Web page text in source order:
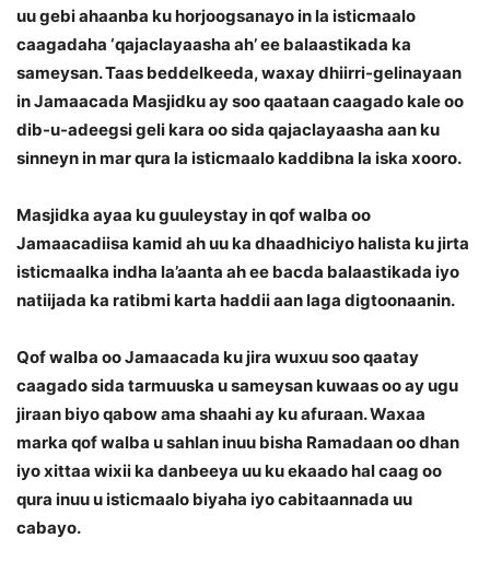
uu gebi ahaanba ku horjoogsanayo in la isticmaalo
caagadaha ‘qajaclayaasha ah’ ee balaastikada ka
sameysan. Taas beddelkeeda, waxay dhiirri-gelinayaan
in Jamaacada Masjidku ay soo qaataan caagado kale oo
dib-u-adeegsi geli kara oo sida qajaclayaasha aan ku
sinneyn in mar qura la isticmaalo kaddibna la iska xooro.
Masjidka ayaa ku guuleystay in qof walba oo
Jamaacadiisa kamid ah uu ka dhaadhiciyo halista ku jirta
isticmaalka indha la’aanta ah ee bacda balaastikada iyo
natiijada ka ratibmi karta haddii aan laga digtoonaanin.
Qof walba oo Jamaacada ku jira wuxuu soo qaatay
caagado sida tarmuuska u sameysan kuwaas oo ay ugu
jiraan biyo qabow ama shaahi ay ku afuraan. Waxaa
marka qof walba u sahlan inuu bisha Ramadaan oo dhan
iyo xittaa wixii ka danbeeya uu ku ekaado hal caag oo
qura inuu u isticmaalo biyaha iyo cabitaannada uu
cabayo.